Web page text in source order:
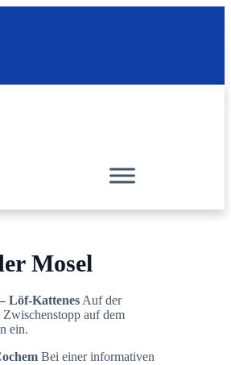
Mosel
Löf-Kattenes Auf der
auf dem
ein.
Bei einer informativen